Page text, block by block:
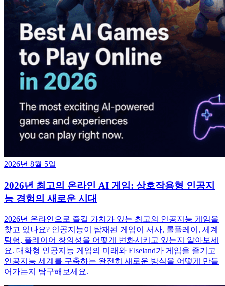
2026년 8월 5일
2026년 최고의 온라인 AI 게임: 상호작용형 인공지
능 경험의 새로운 시대
2026년 온라인으로 즐길 가치가 있는 최고의 인공지능 게임을
찾고 있나요? 인공지능이 탑재된 게임이 서사, 롤플레이, 세계
탐험, 플레이어 창의성을 어떻게 변화시키고 있는지 알아보세
요. 대화형 인공지능 게임의 미래와 Elseland가 게임을 즐기고
인공지능 세계를 구축하는 완전히 새로운 방식을 어떻게 만들
어가는지 탐구해보세요.